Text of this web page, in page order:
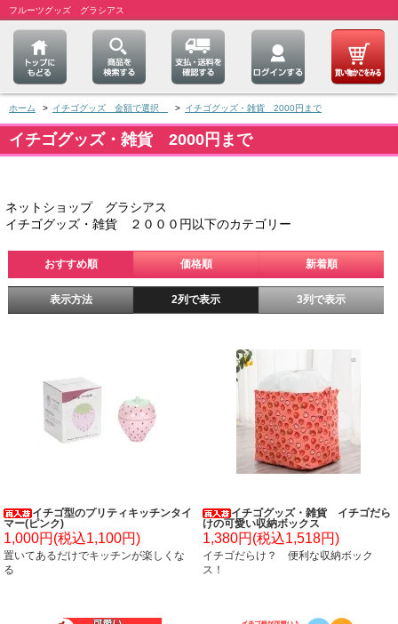
フルーツグッズ グラシアス
ホーム > イチゴグッズ 金額で選択 > イチゴグッズ・雑貨 2000円まで
イチゴグッズ・雑貨 2000円まで
ネットショップ グラシアス
イチゴグッズ・雑貨 ２０００円以下のカテゴリー
おすすめ順 価格順 新着順
表示方法 2列で表示 3列で表示
イチゴ型のプリティキッチンタイ
マー(ピンク)
1,000円(税込1,100円)
置いてあるだけでキッチンが楽しくな
る
イチゴグッズ・雑貨 イチゴだら
けの可愛い収納ボックス
1,380円(税込1,518円)
イチゴだらけ？ 便利な収納ボック
ス！